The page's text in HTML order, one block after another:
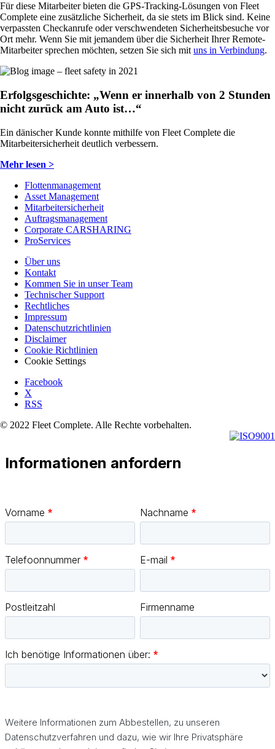
Für diese Mitarbeiter bieten die GPS-Tracking-Lösungen von Fleet
Complete eine zusätzliche Sicherheit, da sie stets im Blick sind. Keine
verpassten Checkanrufe oder verschwendeten Sicherheitsbesuche vor
Ort mehr. Wenn Sie mit jemandem über die Sicherheit Ihrer Remote-
Mitarbeiter sprechen möchten, setzen Sie sich mit uns in Verbindung.
Erfolgsgeschichte: „Wenn er innerhalb von 2 Stunden
nicht zurück am Auto ist…“
Ein dänischer Kunde konnte mithilfe von Fleet Complete die
Mitarbeitersicherheit deutlich verbessern.
Mehr lesen >
Flottenmanagement
Asset Management
Mitarbeitersicherheit
Auftragsmanagement
Corporate CARSHARING
ProServices
Über uns
Kontakt
Kommen Sie in unser Team
Technischer Support
Rechtliches
Impressum
Datenschutzrichtlinien
Disclaimer
Cookie Richtlinien
Cookie Settings
Facebook
X
RSS
© 2022 Fleet Complete. Alle Rechte vorbehalten.